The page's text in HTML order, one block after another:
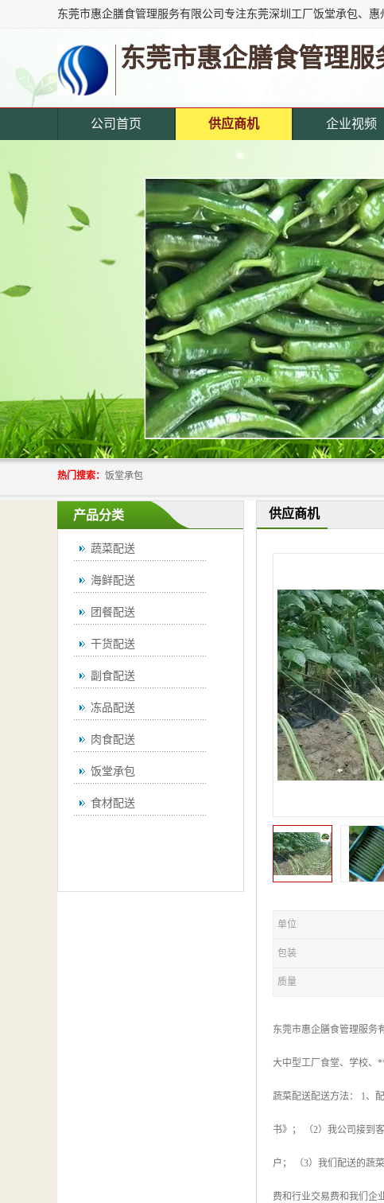
东莞市惠企膳食管理服
公司首页 供应商机 企业视频
热门搜索： 饭堂承包
产品分类
蔬菜配送
海鲜配送
团餐配送
干货配送
副食配送
冻品配送
肉食配送
饭堂承包
食材配送
供应商机
单位
包装
质量
东莞市惠企膳食管理服务
大中型工厂食堂、学校、
蔬菜配送配送方法： 1、
书》； （2）我公司接到
户； （3）我们配送的蔬
费和行业交易费和我们企